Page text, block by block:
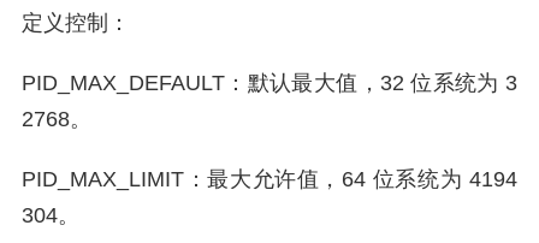
定义控制：
PID_MAX_DEFAULT：默认最大值，32 位系统为 3
2768。
PID_MAX_LIMIT：最大允许值，64 位系统为 4194
304。